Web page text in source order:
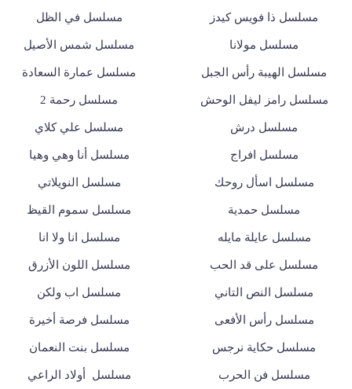
مسلسل ذا فويس كيدز مسلسل في الظل
مسلسل مولانا مسلسل شمس الأصيل
مسلسل الهيبة رأس الجبل مسلسل عمارة السعادة
مسلسل رامز ليفل الوحش مسلسل رحمة 2
مسلسل درش مسلسل علي كلاي
مسلسل افراج مسلسل أنا وهي وهيا
مسلسل اسأل روحك مسلسل النويلاتي
مسلسل حمدية مسلسل سموم القيظ
مسلسل عايلة مايله مسلسل انا ولا انا
مسلسل على قد الحب مسلسل اللون الأزرق
مسلسل النص التاني مسلسل اب ولكن
مسلسل رأس الأفعى مسلسل فرصة أخيرة
مسلسل حكاية نرجس مسلسل بنت النعمان
مسلسل فن الحرب مسلسل أولاد الراعي